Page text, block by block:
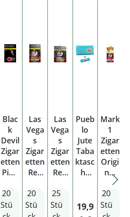
Me
tall
asc
he
nb
ec
he
Au
to-
As
ch
en
be
ch
er
Gla
sas
be
ch
Blac
k
Devil
Zigar
etten
Pink
nal
Pack
20
Stü
Las
Vega
s
Zigar
etten
Red
nal
Pack
20
Stü
Las
Vega
s
Zigar
etten
Red
Box
25
Stü
Pueb
lo
Jute
Taba
ktasc
he
Blätt
chen
Regulärer
19,9
Mark
1
Zigar
etten
Origi
nal
Red
Long
Origi
nal
20
Stü